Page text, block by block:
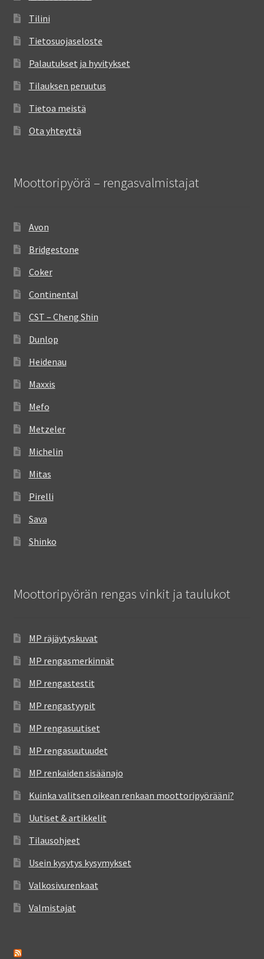
Tilini
Tietosuojaseloste
Palautukset ja hyvitykset
Tilauksen peruutus
Tietoa meistä
Ota yhteyttä
Moottoripyörä – rengasvalmistajat
Avon
Bridgestone
Coker
Continental
CST – Cheng Shin
Dunlop
Heidenau
Maxxis
Mefo
Metzeler
Michelin
Mitas
Pirelli
Sava
Shinko
Moottoripyörän rengas vinkit ja taulukot
MP räjäytyskuvat
MP rengasmerkinnät
MP rengastestit
MP rengastyypit
MP rengasuutiset
MP rengasuutuudet
MP renkaiden sisäänajo
Kuinka valitsen oikean renkaan moottoripyörääni?
Uutiset & artikkelit
Tilausohjeet
Usein kysytys kysymykset
Valkosivurenkaat
Valmistajat